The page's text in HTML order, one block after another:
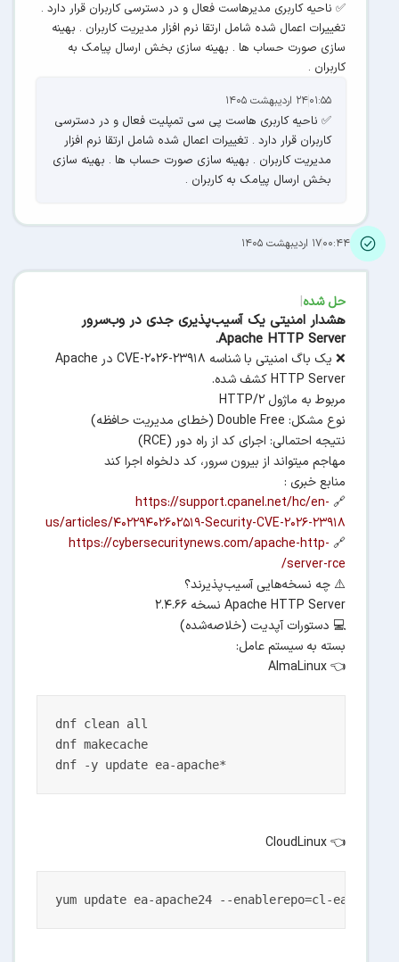
✅ ناحیه کاربری مدیرهاست فعال و در دسترسی کاربران قرار دارد .
تغییرات اعمال شده شامل ارتقا نرم افزار مدیریت کاربران . بهینه
سازی صورت حساب ها . بهینه سازی بخش ارسال پیامک به
کاربران .
۰۱:۵۵۲۴ اردیبهشت ۱۴۰۵
✅ ناحیه کاربری هاست پی سی تمپلیت فعال و در دسترسی
کاربران قرار دارد . تغییرات اعمال شده شامل ارتقا نرم افزار
مدیریت کاربران . بهینه سازی صورت حساب ها . بهینه سازی
بخش ارسال پیامک به کاربران .
۰۰:۴۴۱۷ اردیبهشت ۱۴۰۵
حل شده|
هشدار امنیتی یک آسیب‌پذیری جدی در وب‌سرور
Apache HTTP Server.
❌ یک باگ امنیتی با شناسه CVE-2026-23918 در Apache
HTTP Server کشف شده.
مربوط به ماژول HTTP/2
نوع مشکل: Double Free (خطای مدیریت حافظه)
نتیجه احتمالی: اجرای کد از راه دور (RCE)
مهاجم میتواند از بیرون سرور، کد دلخواه اجرا کند
منابع خبری :
🔗
https://support.cpanel.net/hc/en-
us/articles/40229402602519-Security-CVE-2026-23918
🔗
https://cybersecuritynews.com/apache-http-
server-rce/
⚠️ چه نسخه‌هایی آسیب‌پذیرند؟
Apache HTTP Server نسخه 2.4.66
💻 دستورات آپدیت (خلاصه‌شده)
بسته به سیستم عامل:
👈 AlmaLinux
dnf clean all
dnf makecache
👈 CloudLinux